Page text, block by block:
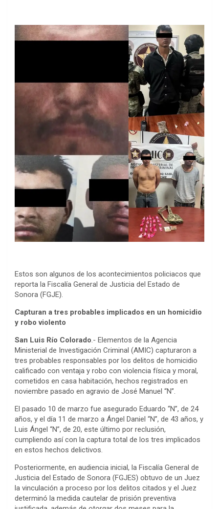
Estos son algunos de los acontecimientos policiacos que
reporta la Fiscalía General de Justicia del Estado de
Sonora (FGJE).
Capturan a tres probables implicados en un homicidio
y robo violento
San Luis Río Colorado.- Elementos de la Agencia
Ministerial de Investigación Criminal (AMIC) capturaron a
tres probables responsables por los delitos de homicidio
calificado con ventaja y robo con violencia física y moral,
cometidos en casa habitación, hechos registrados en
noviembre pasado en agravio de José Manuel “N”.
El pasado 10 de marzo fue asegurado Eduardo “N”, de 24
años, y el día 11 de marzo a Ángel Daniel “N”, de 43 años, y
Luis Ángel “N”, de 20, este último por reclusión,
cumpliendo así con la captura total de los tres implicados
en estos hechos delictivos.
Posteriormente, en audiencia inicial, la Fiscalía General de
Justicia del Estado de Sonora (FGJES) obtuvo de un Juez
la vinculación a proceso por los delitos citados y el Juez
determinó la medida cautelar de prisión preventiva